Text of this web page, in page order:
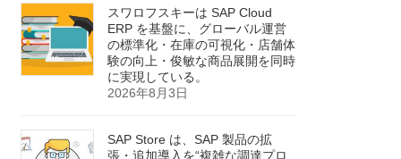
スワロフスキーは SAP Cloud
ERP を基盤に、グローバル運営
の標準化・在庫の可視化・店舗体
験の向上・俊敏な商品展開を同時
に実現している。
2026年8月3日
SAP Store は、SAP 製品の拡
張・追加導入を“複雑な調達プロ